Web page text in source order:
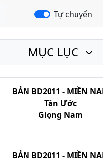
Tự chuyển
BẢN BD2011 - MIỀN
Tân Ước
Giọng Nam
BẢN BD2011 - MIỀN
MỤC LỤC